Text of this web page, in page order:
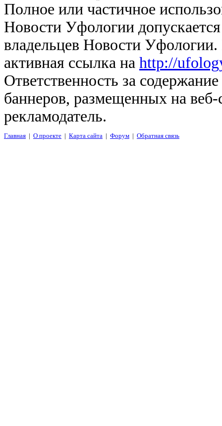
Полное или частичное
Новости Уфологии
владельцев Новости
активная ссылка на http://
Ответственность за
баннеров, размещенных на
рекламодатель.
Главная | О проекте | Карта сайта | Форум | Обратная связь